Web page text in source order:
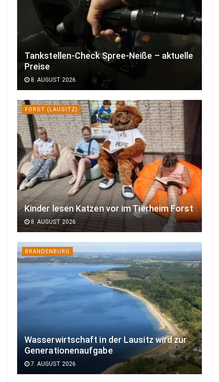
Tankstellen-Check Spree-Neiße – aktuelle
Preise
8. AUGUST 2026
FORST (LAUSITZ)
Kinder lesen Katzen vor im Tierheim Forst
8. AUGUST 2026
BRANDENBURG
Wasserwirtschaft in der Lausitz wird zur
Generationenaufgabe
7. AUGUST 2026